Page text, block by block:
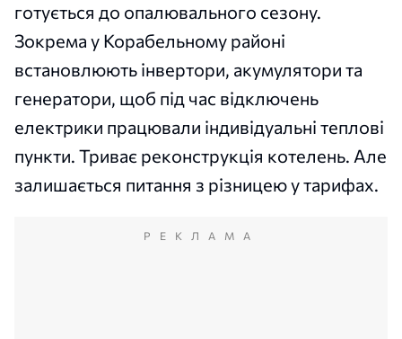
готується до опалювального сезону.
Зокрема у Корабельному районі
встановлюють інвертори, акумулятори та
генератори, щоб під час відключень
електрики працювали індивідуальні теплові
пункти. Триває реконструкція котелень. Але
залишається питання з різницею у тарифах.
РЕКЛАМА